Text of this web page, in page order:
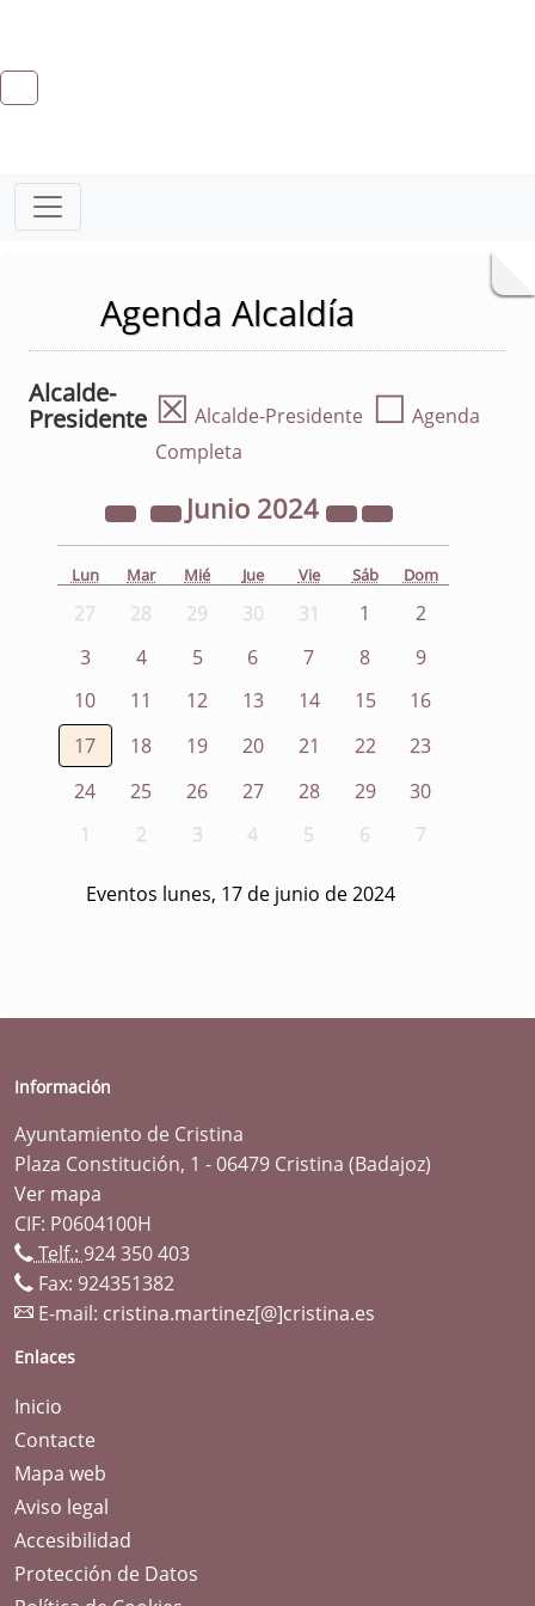
Agenda Alcaldía
Alcalde-
Presidente ☒ Alcalde-Presidente ☐ Agenda
Completa
Junio 2024
Lun Mar Mié Jue Vie Sáb Dom
27 28 29 30 31 1
2
3
4 5 6 7 8
9
10
11 12 13 14 15
16
17
18 19 20 21 22
23
24
25 26 27 28 29
30
1
2 3 4 5 6 7
Eventos lunes, 17 de junio de 2024
Información
Ayuntamiento de Cristina
Plaza Constitución, 1 - 06479 Cristina (Badajoz)
Ver mapa
CIF: P0604100H
Telf.: 924 350 403
Fax: 924351382
E-mail: cristina.martinez[@]cristina.es
Enlaces
Inicio
Contacte
Mapa web
Aviso legal
Accesibilidad
Protección de Datos